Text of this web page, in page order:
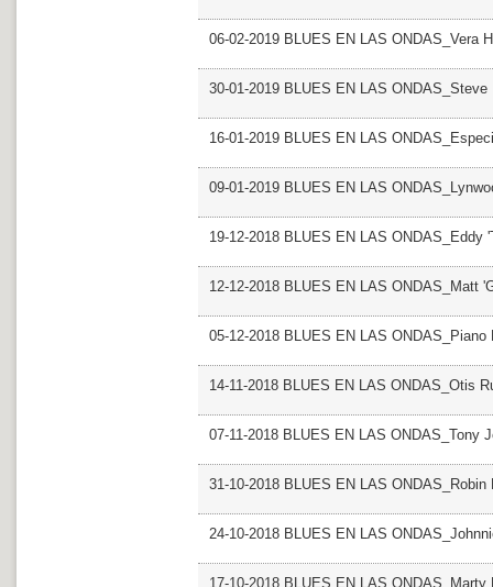
06-02-2019 BLUES EN LAS ONDAS_Vera
30-01-2019 BLUES EN LAS ONDAS_Steve
16-01-2019 BLUES EN LAS
09-01-2019 BLUES EN LAS
19-12-2018 BLUES EN LAS ONDAS_Eddy
12-12-2018 BLUES EN LAS ONDAS_Matt
05-12-2018 BLUES EN LAS ONDAS_Piano
14-11-2018 BLUES EN LAS ONDAS_Otis
07-11-2018 BLUES EN LAS ONDAS_Tony
31-10-2018 BLUES EN LAS ONDAS_Robin
24-10-2018 BLUES EN LAS
17-10-2018 BLUES EN LAS ONDAS_Marty